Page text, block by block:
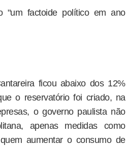
"um factoide político em ano
ficou abaixo dos 12%
o reservatório foi criado, na
o governo paulista não
apenas medidas como
aumentar o consumo de